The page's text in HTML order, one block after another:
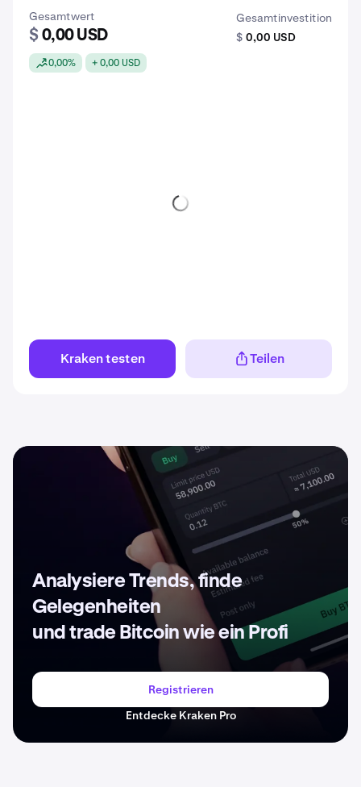
Gesamtwert
$ 0,00 USD
0,00% + 0,00 USD
Gesamtinvestition
$ 0,00 USD
Kraken testen Teilen
Analysiere Trends, finde
Gelegenheiten
und trade Bitcoin wie ein Profi
Registrieren
Entdecke Kraken Pro